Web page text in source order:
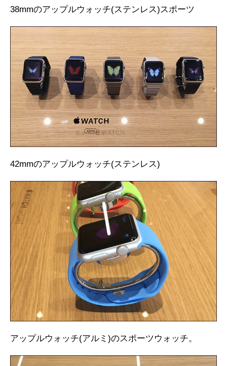
38mmのアップルウォッチ(ステンレス)スポーツ
42mmのアップルウォッチ(ステンレス)
アップルウォッチ(アルミ)のスポーツウォッチ。